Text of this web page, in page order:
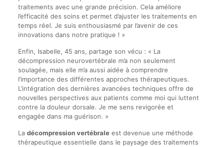
traitements avec une grande précision. Cela améliore
l’efficacité des soins et permet d’ajuster les traitements en
temps réel. Je suis enthousiasmé par l’avenir de ces
innovations dans notre pratique ! »
Enfin, Isabelle, 45 ans, partage son vécu : « La
décompression neurovertébrale m’a non seulement
soulagée, mais elle m’a aussi aidée à comprendre
l’importance des différentes approches thérapeutiques.
L’intégration des dernières avancées techniques offre de
nouvelles perspectives aux patients comme moi qui luttent
contre la douleur dorsale. Je me sens revigorée et
engagée dans ma guérison. »
La décompression vertébraleest devenue une méthode
thérapeutique essentielle dans le paysage des traitements